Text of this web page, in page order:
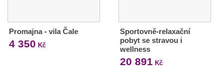
Promajna - vila Čale
4 350 Kč
Sportovně-relaxační
pobyt se stravou i
wellness
20 891 Kč